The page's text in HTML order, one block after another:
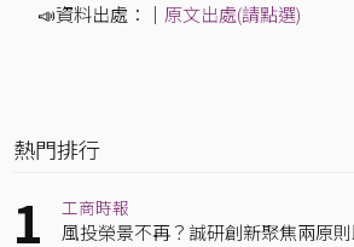
📣資料出處：｜ 原文出處(請點選)
熱門排行
工商時報
風投榮景不再？誠研創新聚焦兩原